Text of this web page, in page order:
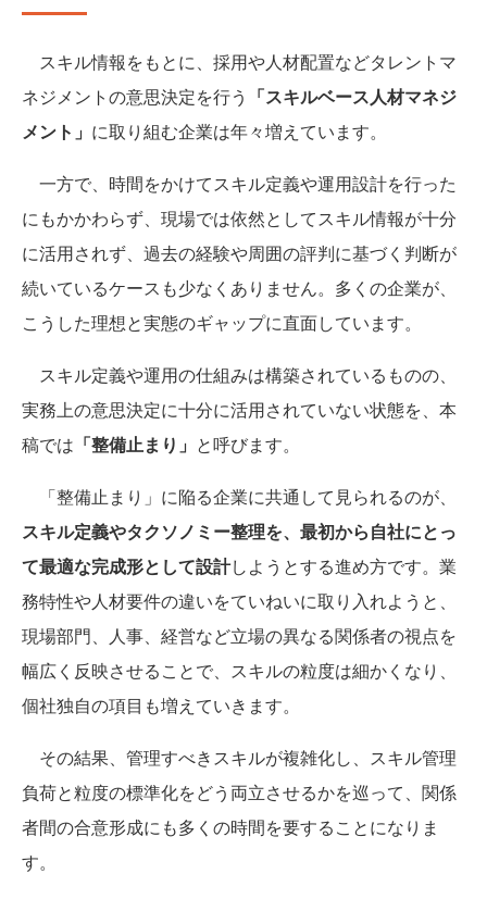
スキル情報をもとに、採用や人材配置などタレントマ
ネジメントの意思決定を行う 「スキルベース人材マネジ
メント」 に取り組む企業は年々増えています。
一方で、時間をかけてスキル定義や運用設計を行った
にもかかわらず、現場では依然としてスキル情報が十分
に活用されず、過去の経験や周囲の評判に基づく判断が
続いているケースも少なくありません。多くの企業が、
こうした理想と実態のギャップに直面しています。
スキル定義や運用の仕組みは構築されているものの、
実務上の意思決定に十分に活用されていない状態を、本
稿では 「整備止まり」 と呼びます。
「整備止まり」に陥る企業に共通して見られるのが、
スキル定義やタクソノミー整理を、最初から自社にとっ
て最適な完成形として設計しようとする進め方です。業
務特性や人材要件の違いをていねいに取り入れようと、
現場部門、人事、経営など立場の異なる関係者の視点を
幅広く反映させることで、スキルの粒度は細かくなり、
個社独自の項目も増えていきます。
その結果、管理すべきスキルが複雑化し、スキル管理
負荷と粒度の標準化をどう両立させるかを巡って、関係
者間の合意形成にも多くの時間を要することになりま
す。